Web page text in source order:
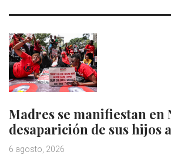
Madres se manifiestan
desaparición de sus hijos
6 agosto, 2026